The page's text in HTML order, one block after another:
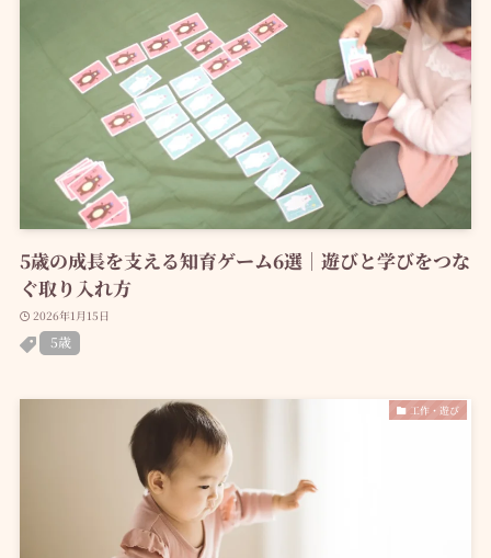
5歳の成長を支える知育ゲーム6選｜遊びと学びをつな
ぐ取り入れ方
2026年1月15日
5歳
工作・遊び